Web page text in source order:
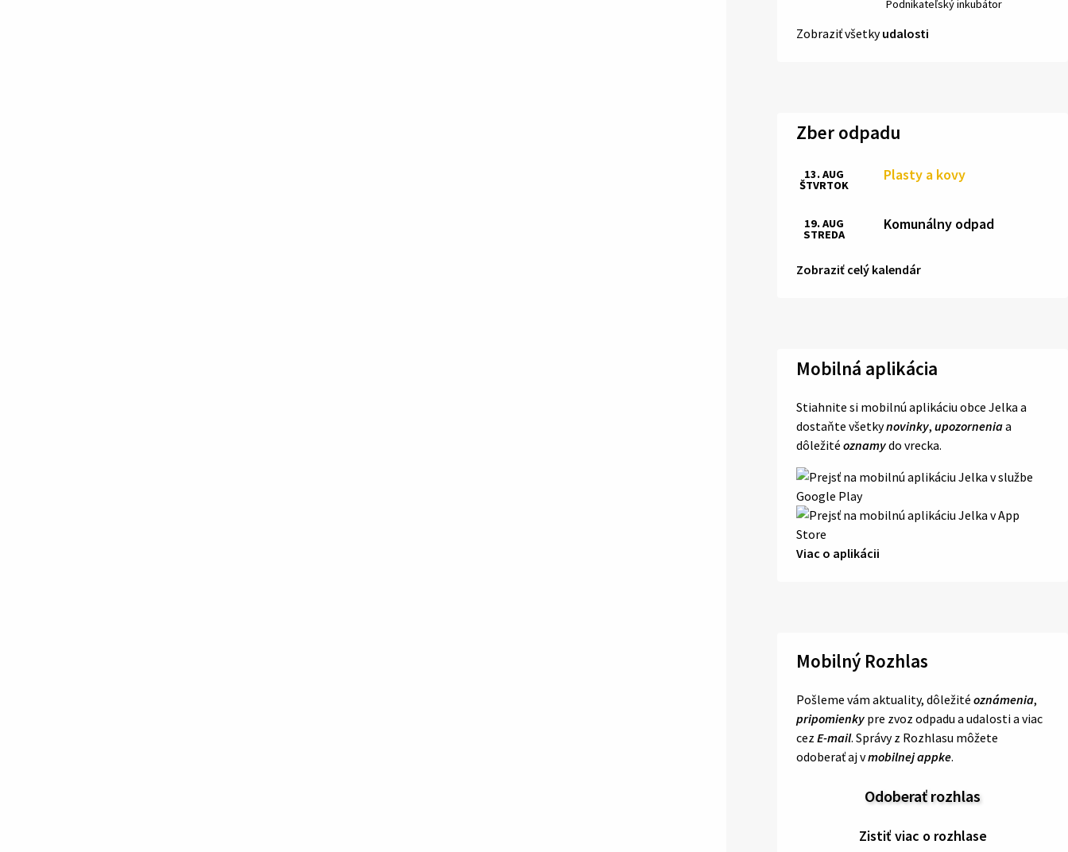
Miesto:
Podnikateľský inkubátor
Zobraziť všetkyudalosti
Zber odpadu
Plasty a kovy
13. AUG
ŠTVRTOK
Komunálny odpad
19. AUG
STREDA
Zobraziť celý kalendár
Mobilná aplikácia
Stiahnite si mobilnú aplikáciu obce Jelka a
dostaňte všetkynovinky, upozorneniaa
dôležité oznamydo vrecka.
Viac o aplikácii
Mobilný Rozhlas
Pošleme vám aktuality, dôležité oznámenia,
pripomienky pre zvoz odpadu a udalosti a viac
cez E-mail. Správy z Rozhlasu môžete
odoberať aj vmobilnej appke.
Odoberať rozhlas
Zistiť viac o rozhlase